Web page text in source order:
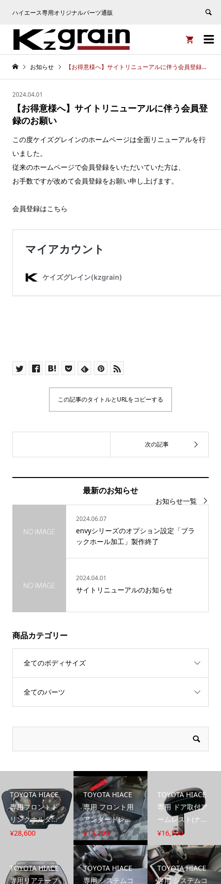
ハイエース専用オリジナルパーツ通販


お知らせ 【お得意様へ】サイトリニューアルに伴う会員登録のお願い
2024.04.01
【お得意様へ】サイトリニューアルに伴う会員登
録のお願い
この度ケイズグレインのホームページは全面リニューアルを行
いました。
従来のホームページで会員登録をいただいていた方は、
お手数ですが改めて会員登録をお願い申し上げます。
会員登録はこちら
この記事のタイトルとURLをコピーする
最新のお知らせ
お知らせ一覧
2024.06.07
envyシリーズのオプション設定「ブラ
ックホール加工」製作終了
2024.04.01
サイトリニューアルのお知らせ
商品カテゴリー
全てのボディサイズ
全てのパーツ
TOYOTA HIACE
専用フロントド
リンクホルダ...
¥28,600
TOYOTA HIACE
専用 フロント用
アンダートレ...
¥13,200
TOYOTA HIACE
専用 ドア取付ア
ームレスト(ナ...
¥16,500
TOYOTA HIACE
専用リアテーブ
TOYOTA HIACE
専用 システムコ
TOYOTA HIACE
専用 システムコ
この度ケイズグレインのホームページは全面リニューアルを行
は、 お手数ですが改めて会員登録をお願い申し上げます。 会
員登録はこちら https://kzgrain.com/my-account/
非表示